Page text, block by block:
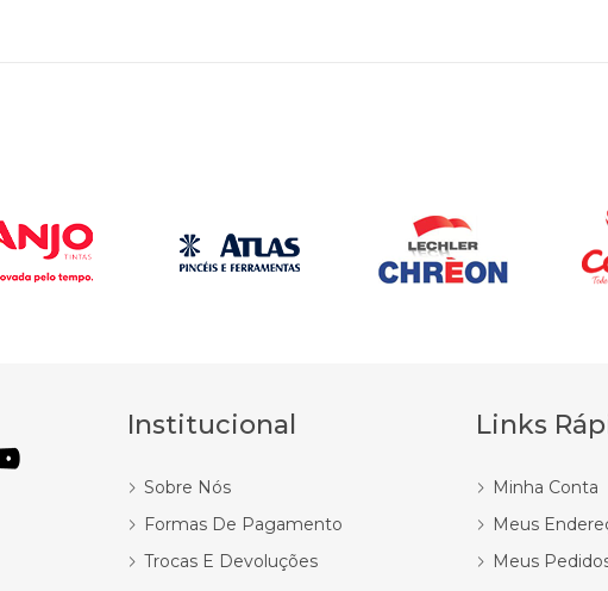
Institucional
Sobre Nós
Formas De Pagamento
Trocas E Devoluções
Links
Minha Conta
Meus
Meus